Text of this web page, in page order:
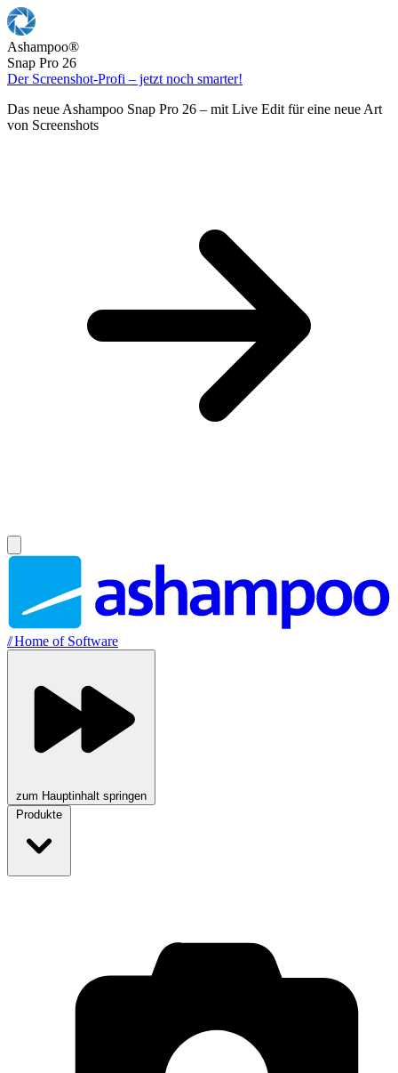
Ashampoo®
Snap Pro 26
Der Screenshot-Profi – jetzt noch smarter!
Das neue Ashampoo Snap Pro 26 – mit Live Edit für eine neue Art
von Screenshots
//Home of Software
zum Hauptinhalt springen
Produkte